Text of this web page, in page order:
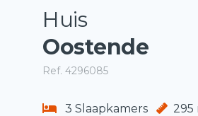
Huis
Oostende
Ref. 4296085
3 Slaapkamers
295